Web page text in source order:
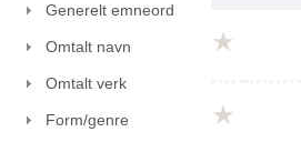
Generelt emneord
Omtalt navn
Omtalt verk
Form/genre